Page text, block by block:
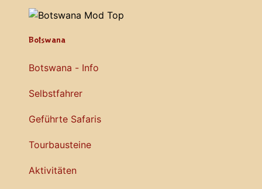
Botswana
Botswana - Info
Selbstfahrer
Geführte Safaris
Tourbausteine
Aktivitäten